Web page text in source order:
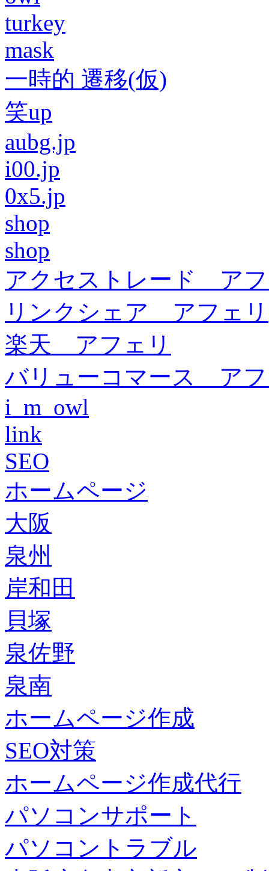
turkey
mask
一時的 遷移(仮)
笑up
aubg.jp
i00.jp
0x5.jp
shop
shop
アクセストレード ア
リンクシェア アフェリ
楽天 アフェリ
バリューコマース ア
i_m_owl
link
SEO
ホームページ
大阪
泉州
岸和田
貝塚
泉佐野
泉南
ホームページ作成
SEO対策
ホームページ作成代行
パソコンサポート
パソコントラブル